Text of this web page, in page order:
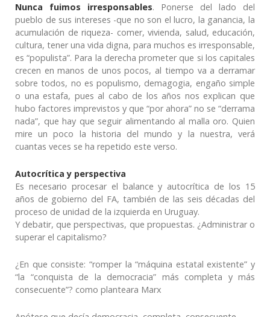
Nunca fuimos irresponsables. Ponerse del lado del
pueblo de sus intereses -que no son el lucro, la ganancia, la
acumulación de riqueza- comer, vivienda, salud, educación,
cultura, tener una vida digna, para muchos es irresponsable,
es “populista”. Para la derecha prometer que si los capitales
crecen en manos de unos pocos, al tiempo va a derramar
sobre todos, no es populismo, demagogia, engaño simple
o una estafa, pues al cabo de los años nos explican que
hubo factores imprevistos y que “por ahora” no se “derrama
nada”, que hay que seguir alimentando al malla oro. Quien
mire un poco la historia del mundo y la nuestra, verá
cuantas veces se ha repetido este verso.
Autocrítica y perspectiva
Es necesario procesar el balance y autocrítica de los 15
años de gobierno del FA, también de las seis décadas del
proceso de unidad de la izquierda en Uruguay.
Y debatir, que perspectivas, que propuestas. ¿Administrar o
superar el capitalismo?
¿En que consiste: “romper la “máquina estatal existente” y
“la “conquista de la democracia” más completa y más
consecuente”? como planteara Marx